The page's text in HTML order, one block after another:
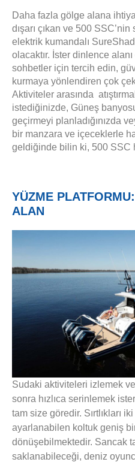
Daha fazla gölge alana
dışarı çıkan ve 500
elektrik kumandalı
olacaktır. İster dinlence
sohbetler için tercih edin,
kurmaya yönlendiren çok
Aktiviteler arasında
istediğinizde, Güneş
geçirmeyi planladığınızda
bir manzara ve içeceklerle
geldiğinde bilin ki, 500 SSC
YÜZME
ALAN
Sudaki aktiviteleri izlemek
sonra hızlıca serinlemek
tam size göredir. Sırtlıkları
ayarlanabilen koltuk geniş
dönüşebilmektedir. Sancak
saklanabileceği, deniz